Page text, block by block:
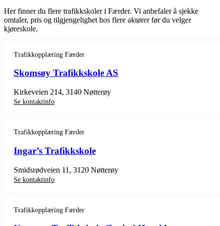
Her finner du flere trafikkskoler i Færder. Vi anbefaler å sjekke
omtaler, pris og tilgjengelighet hos flere aktører før du velger
kjøreskole.
Trafikkopplæring Færder
Skomsøy Trafikkskole AS
Kirkeveien 214, 3140 Nøtterøy
Se kontaktinfo
Trafikkopplæring Færder
Ingar’s Trafikkskole
Smidsrødveien 11, 3120 Nøtterøy
Se kontaktinfo
Trafikkopplæring Færder